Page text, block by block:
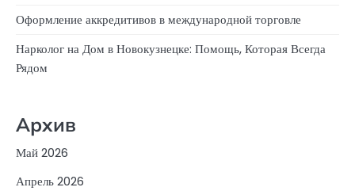
Оформление аккредитивов в международной торговле
Нарколог на Дом в Новокузнецке: Помощь, Которая Всегда
Рядом
Архив
Май 2026
Апрель 2026